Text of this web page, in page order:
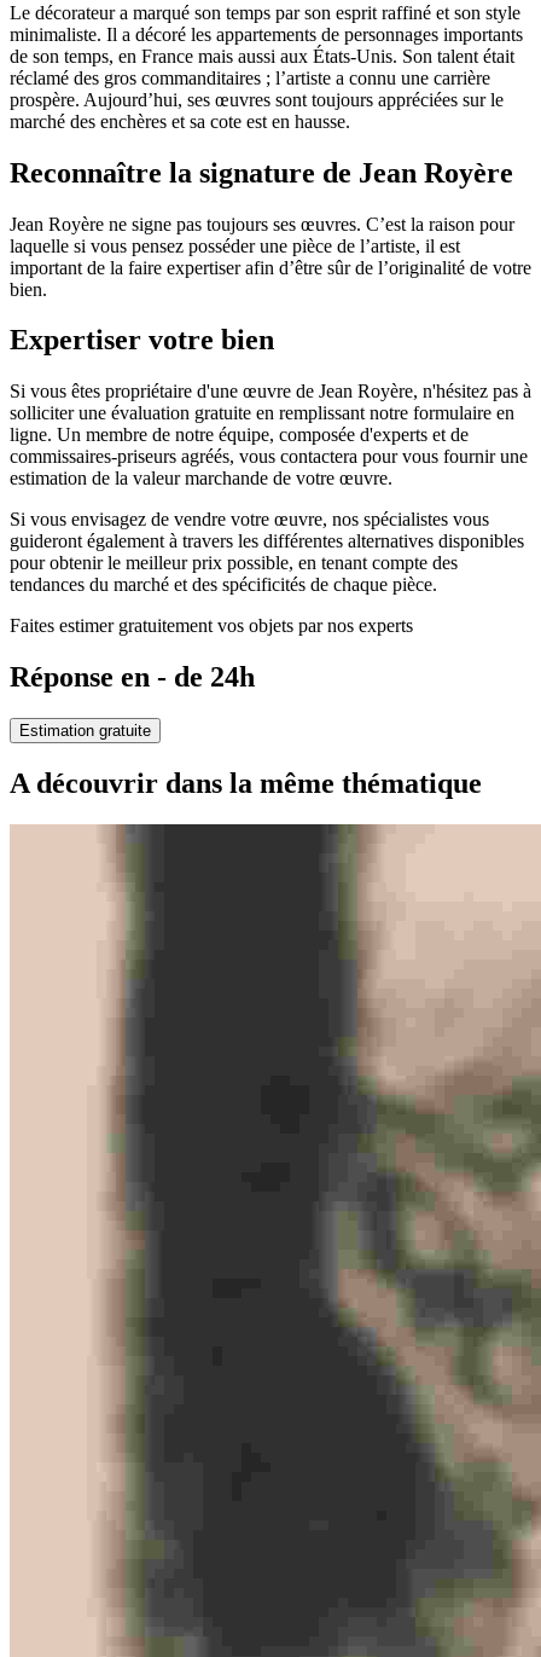
Le décorateur a marqué son temps par son esprit raffiné et son style
minimaliste. Il a décoré les appartements de personnages importants
de son temps, en France mais aussi aux États-Unis. Son talent était
réclamé des gros commanditaires ; l’artiste a connu une carrière
prospère. Aujourd’hui, ses œuvres sont toujours appréciées sur le
marché des enchères et sa cote est en hausse.
Reconnaître la signature de Jean Royère
Jean Royère ne signe pas toujours ses œuvres. C’est la raison pour
laquelle si vous pensez posséder une pièce de l’artiste, il est
important de la faire expertiser afin d’être sûr de l’originalité de votre
bien.
Expertiser votre bien
Si vous êtes propriétaire d'une œuvre de Jean Royère, n'hésitez pas à
solliciter une évaluation gratuite en remplissant notre formulaire en
ligne. Un membre de notre équipe, composée d'experts et de
commissaires-priseurs agréés, vous contactera pour vous fournir une
estimation de la valeur marchande de votre œuvre.
Si vous envisagez de vendre votre œuvre, nos spécialistes vous
guideront également à travers les différentes alternatives disponibles
pour obtenir le meilleur prix possible, en tenant compte des
tendances du marché et des spécificités de chaque pièce.
Faites estimer gratuitement vos objets par nos experts
Réponse en - de 24h
Estimation gratuite
A découvrir dans la même thématique